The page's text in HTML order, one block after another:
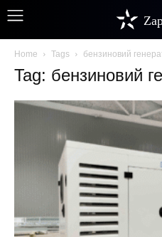
Home Tags бензиновий
Tag: бензиновий